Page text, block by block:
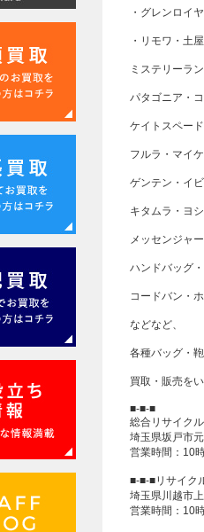
・グレンロイ
・リモワ・土
ミステリーラ
パタゴニア・
ケイトスペー
フルラ・マイ
ゲンテン・イ
キタムラ・ヨ
メッセンジャ
ハンドバッグ
コードバン・
などなど、
各種バッグ・
買取・販売を
■-■-■
総合リサイク
埼玉県坂戸市
営業時間：10
■-■-■リサイク
埼玉県川越市
営業時間：10